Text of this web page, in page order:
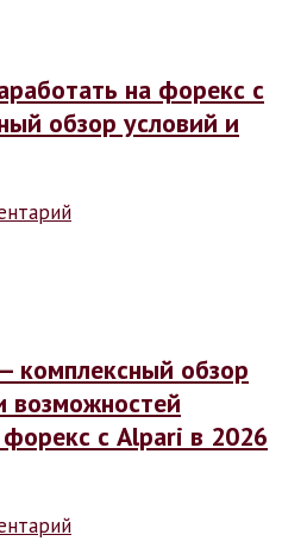
на форекс с
обзор условий и
комплексный обзор
возможностей
форекс с Alpari в 2026